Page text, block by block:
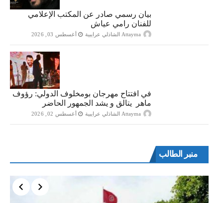
بيان رسمي صادر عن المكتب الإعلامي
للفنان رامي عياش
Attayma الشاذلي عرايبية أغسطس 03, 2026
في افتتاح مهرجان بومخلوف الدولي: رؤوف
ماهر يتالق و يشد الجمهور الحاضر
Attayma الشاذلي عرايبية أغسطس 02, 2026
منبر الطالب